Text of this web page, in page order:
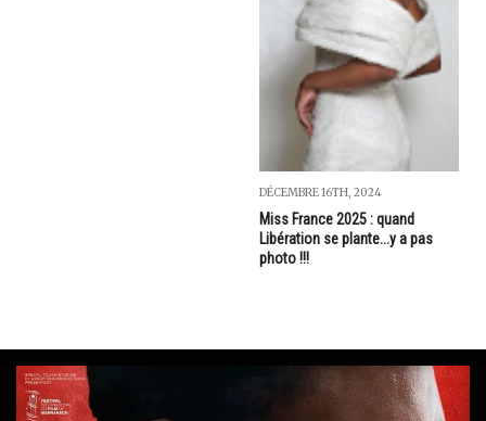
DÉCEMBRE 16TH, 2024
Miss France 2025 : quand
Libération se plante...y a pas
photo !!!